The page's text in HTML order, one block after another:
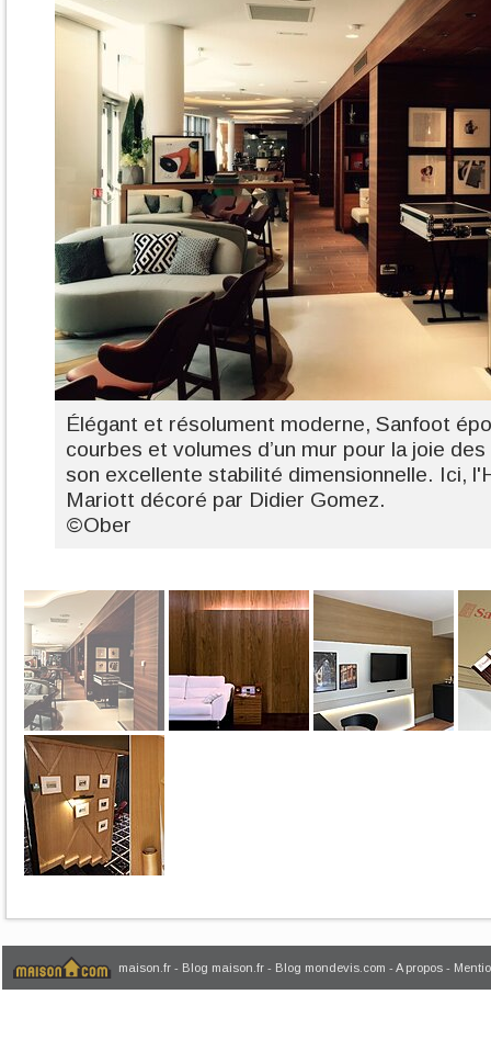
Élégant et résolument moderne, Sanfoot
courbes et volumes d’un mur pour la joie
son excellente stabilité dimensionnelle. Ici,
Mariott décoré par Didier Gomez.
©Ober
maison.fr - Blog maison.fr - Blog mondevis.com - A propos -